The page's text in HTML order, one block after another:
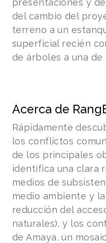
presentaciones y
del cambio del
terreno a un
superficial recién
de árboles a una de
Acerca de
Rápidamente
los conflictos
de los principales
identifica una clara
medios de
medio ambiente y
reducción del
naturales), y los
de Amaya, un